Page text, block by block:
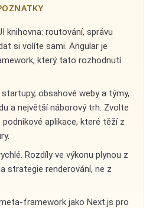
knihovna: routování, správu
si volíte sami. Angular je
který tato rozhodnutí
obsahové weby a týmy,
a největší náborový trh. Zvolte
podnikové aplikace, které těží z
Rozdíly ve výkonu plynou z
strategie renderování, ne z
framework jako Next.js pro